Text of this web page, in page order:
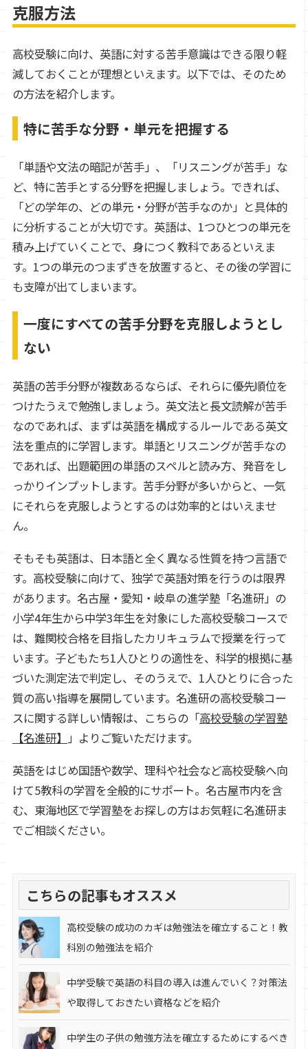
克服方法
高校受験に向け、英語に対する苦手意識はできる限り軽
減しておくことが理想といえます。以下では、そのため
の方法を紹介します。
特に苦手な分野・単元を把握する
「単語や文法の暗記が苦手」、「リスニングが苦手」な
ど、特に苦手とする分野を把握しましょう。できれば、
「どの学年の、どの単元・分野が苦手なのか」と具体的
に分析することが大切です。英語は、1つひとつの単元を
積み上げていくことで、身につく教科であるといえま
す。1つの単元のつまずきを放置すると、その後の学習に
も支障が出てしまいます。
一度にすべての苦手分野を克服しようとし
ない
英語の苦手分野が複数あるならば、それらに優先順位を
つけたうえで勉強しましょう。英文法と長文読解が苦手
なのであれば、まずは英語を構成するルールである英文
法を重点的に学習します。単語とリスニングが苦手なの
であれば、出題範囲の単語のスペルと読み方、発音をし
っかりインプットします。苦手分野が多いからと、一気
にそれらを克服しようとするのは効率的とはいえませ
ん。
そもそも英語は、日本語と全く異なる性質を持つ言語で
す。高校受験に向けて、独学で英語対策を行うのは限界
があります。名古屋・愛知・岐阜の進学塾「名進研」の
小学4年生から中学3年生を対象にした高校受験コースで
は、難関校合格を目指したカリキュラムで授業を行って
います。子どもたち1人ひとりの適性を、科学的根拠に基
づいた測定法で判定し、そのうえで、1人ひとりに合った
質の高い指導を展開しています。名進研の高校受験コー
スに関する詳しい情報は、こちらの「高校受験の学習塾
【名進研】 」よりご覧いただけます。
英語をはじめ国語や数学、理科や社会など高校受験へ向
けて5教科の学習を全般的にサポート。名古屋市内を含
む、東海地区で学習塾をお探しの方はお気軽に名進研ま
でご相談ください。
こちらの記事もオススメ
高校受験の成功のカギは勉強法を確立すること！教
科別の勉強法を紹介
中学受験で英語の科目の導入は進んでいく？対策法
や取得しておきたい資格などを紹介
中学生の子供の勉強方法を確立するためにするべき